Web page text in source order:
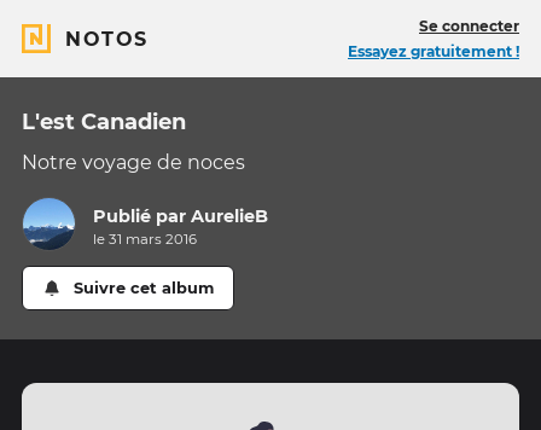
NOTOS
Se connecter
Essayez gratuitement !
L'est Canadien
Notre voyage de noces
Publié parAurelieB
le 31 mars 2016
Suivre cet album